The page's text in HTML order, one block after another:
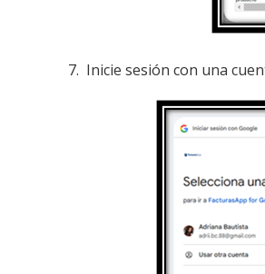
7. Inicie sesión con una